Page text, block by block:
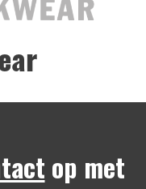
op met